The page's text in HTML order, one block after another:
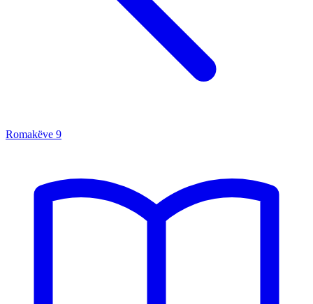
Romakëve 9